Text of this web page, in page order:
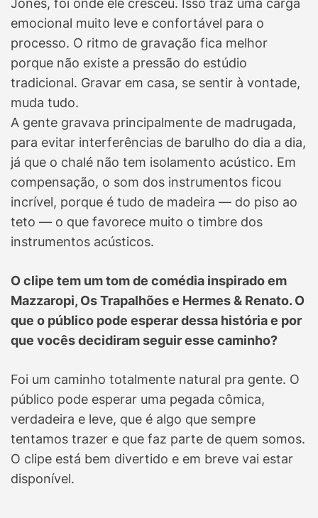
Jones, foi onde ele cresceu. Isso traz uma carga
emocional muito leve e confortável para o
processo. O ritmo de gravação fica melhor
porque não existe a pressão do estúdio
tradicional. Gravar em casa, se sentir à vontade,
muda tudo.
A gente gravava principalmente de madrugada,
para evitar interferências de barulho do dia a dia,
já que o chalé não tem isolamento acústico. Em
compensação, o som dos instrumentos ficou
incrível, porque é tudo de madeira — do piso ao
teto — o que favorece muito o timbre dos
instrumentos acústicos.
O clipe tem um tom de comédia inspirado em
Mazzaropi, Os Trapalhões e Hermes & Renato. O
que o público pode esperar dessa história e por
que vocês decidiram seguir esse caminho?
Foi um caminho totalmente natural pra gente. O
público pode esperar uma pegada cômica,
verdadeira e leve, que é algo que sempre
tentamos trazer e que faz parte de quem somos.
O clipe está bem divertido e em breve vai estar
disponível.